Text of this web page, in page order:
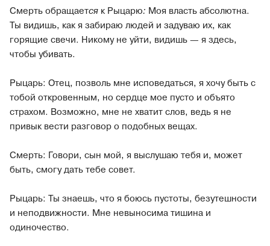
Смерть обращается к Рыцарю: Моя власть абсолютна.
Ты видишь, как я забираю людей и задуваю их, как
горящие свечи. Никому не уйти, видишь — я здесь,
чтобы убивать.
Рыцарь: Отец, позволь мне исповедаться, я хочу быть с
тобой откровенным, но сердце мое пусто и объято
страхом. Возможно, мне не хватит слов, ведь я не
привык вести разговор о подобных вещах.
Смерть: Говори, сын мой, я выслушаю тебя и, может
быть, смогу дать тебе совет.
Рыцарь: Ты знаешь, что я боюсь пустоты, безутешности
и неподвижности. Мне невыносима тишина и
одиночество.